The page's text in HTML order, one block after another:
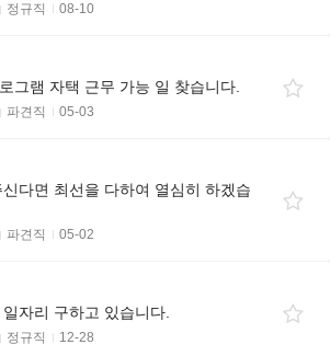
정규직 08-10
그램 자택 근무 가능 일 찾습니다.
파견직 05-03
다면 최선을 다하여 열심히 하겠습
파견직 05-02
자리 구하고 있습니다.
정규직 12-28